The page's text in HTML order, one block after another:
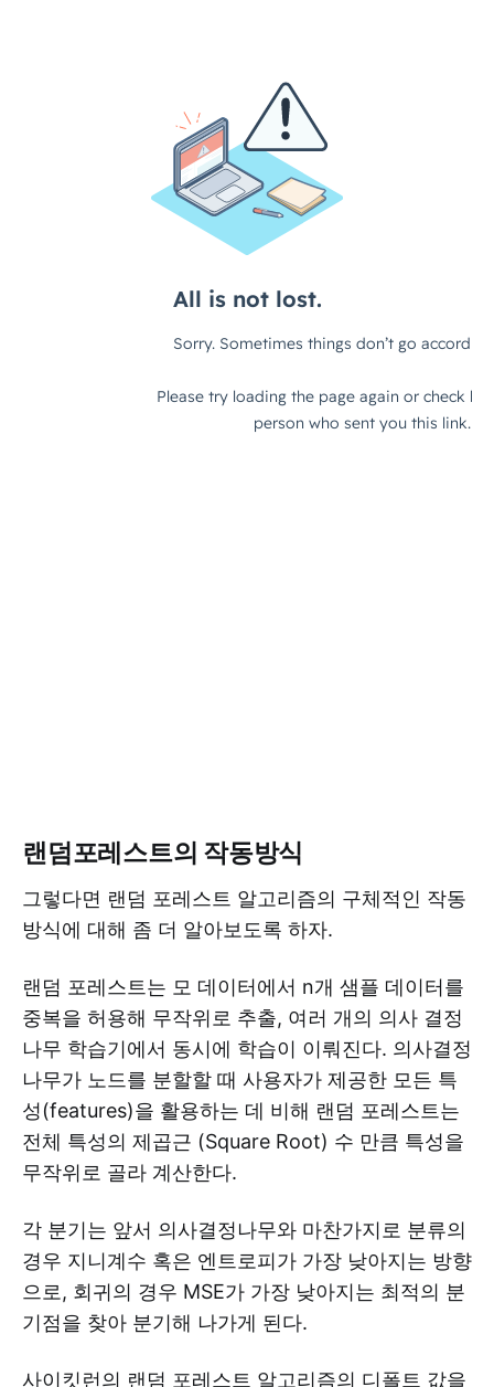
랜덤포레스트의 작동방식
그렇다면 랜덤 포레스트 알고리즘의 구체적인 작동
방식에 대해 좀 더 알아보도록 하자.
랜덤 포레스트는 모 데이터에서 n개 샘플 데이터를
중복을 허용해 무작위로 추출, 여러 개의 의사 결정
나무 학습기에서 동시에 학습이 이뤄진다. 의사결정
나무가 노드를 분할할 때 사용자가 제공한 모든 특
성(features)을 활용하는 데 비해 랜덤 포레스트는
전체 특성의 제곱근 (Square Root) 수 만큼 특성을
무작위로 골라 계산한다.
각 분기는 앞서 의사결정나무와 마찬가지로 분류의
경우 지니계수 혹은 엔트로피가 가장 낮아지는 방향
으로, 회귀의 경우 MSE가 가장 낮아지는 최적의 분
기점을 찾아 분기해 나가게 된다.
사이킷런의 랜덤 포레스트 알고리즘의 디폴트 값을